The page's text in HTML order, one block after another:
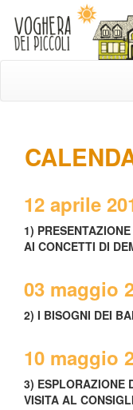
12 aprile
1)
AI CONCETTI DI
03 maggio
2) I BISOGNI DEI
10 maggio
3) ESPLORAZIONE
VISITA AL